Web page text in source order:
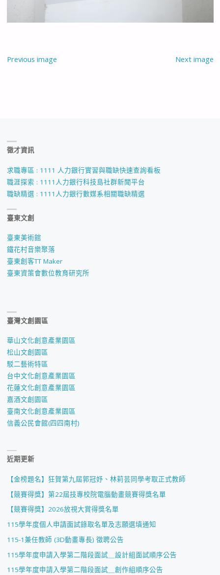
Previous image Next image
徵才資訊
求職專區 : 1111 人力銀行實習與職缺快速查詢看板
職涯探索 : 1111人力銀行科技島社群新聞平台
職缺精選 : 1111人力銀行數媒系相關職缺精選
臺東文創
臺東美術館
鐵花村音樂聚落
臺東創客TT Maker
臺東資策會數位教育研究所
臺灣文創園區
華山文化創意產業園區
松山文創園區
駁二藝術特區
台中文化創意產業園區
花蓮文化創意產業園區
嘉酒文創園區
臺南文化創意產業園區
信義公民會館(四四南村)
近期更新
【金榜題名】狂賀第九屆郭冠妤、林莉芸同學考取正式教師
【競賽得獎】第22屆技專校院電腦動畫競賽得獎名單
【競賽得獎】2026放視大賞得獎名單
115學年度個人申請面試錄取名單及志願選填通知
115-1兼任教師 (3D動畫專長) 徵聘公告
115學年度申請入學第二階段面試＿設計組面試順序公告
115學年度申請入學第二階段面試＿創作組順序公告